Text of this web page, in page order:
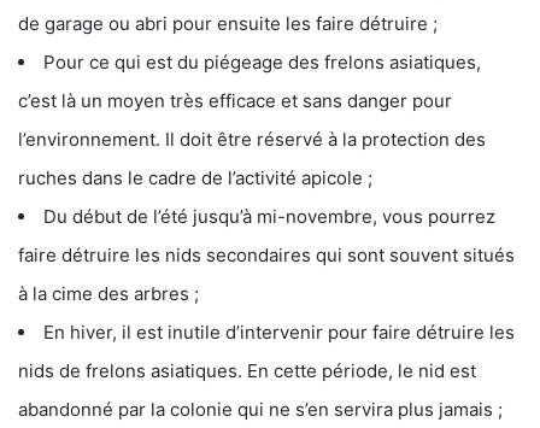
de garage ou abri pour ensuite les faire détruire ;
Pour ce qui est du piégeage des frelons asiatiques,
c’est là un moyen très efficace et sans danger pour
l’environnement. Il doit être réservé à la protection des
ruches dans le cadre de l’activité apicole ;
Du début de l’été jusqu’à mi-novembre, vous pourrez
faire détruire les nids secondaires qui sont souvent situés
à la cime des arbres ;
En hiver, il est inutile d’intervenir pour faire détruire les
nids de frelons asiatiques. En cette période, le nid est
abandonné par la colonie qui ne s’en servira plus jamais ;